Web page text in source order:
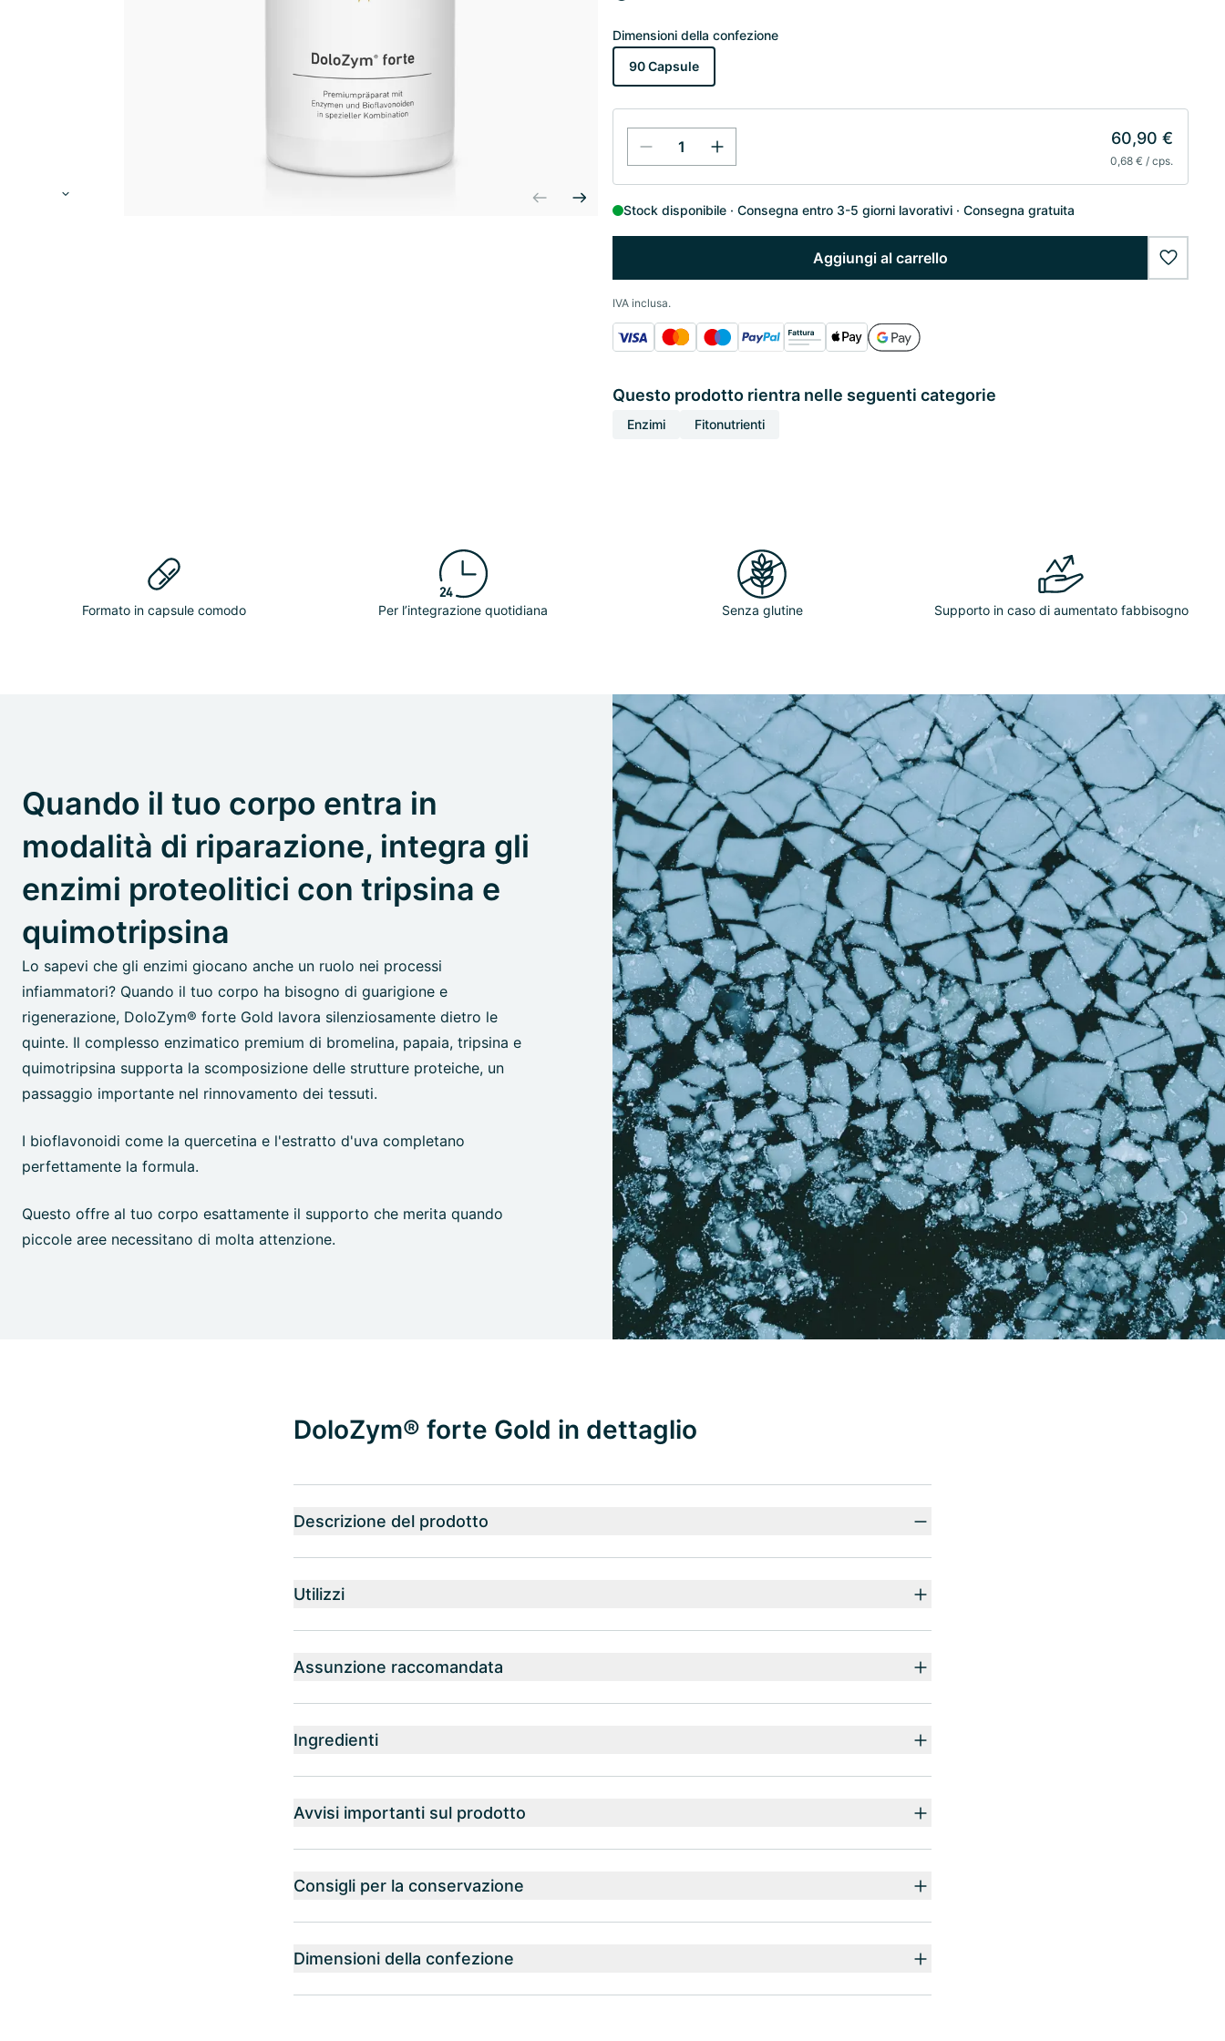
Dimensioni della confezione
90 Capsule
60,90 €
0,68 € / cps.
Stock disponibile Consegna entro 3-5 giorni lavorativi Consegna gratuita
Aggiungi al carrello
IVA inclusa.
Questo prodotto rientra nelle seguenti categorie
Enzimi Fitonutrienti
Formato in capsule comodo Per l’integrazione quotidiana Senza glutine Supporto in caso di aumentato fabbisogno
Quando il tuo corpo entra in
modalità di riparazione, integra gli
enzimi proteolitici con tripsina e
quimotripsina
Lo sapevi che gli enzimi giocano anche un ruolo nei processi
infiammatori? Quando il tuo corpo ha bisogno di guarigione e
rigenerazione, DoloZym® forte Gold lavora silenziosamente dietro le
quinte. Il complesso enzimatico premium di bromelina, papaia, tripsina e
quimotripsina supporta la scomposizione delle strutture proteiche, un
passaggio importante nel rinnovamento dei tessuti.
I bioflavonoidi come la quercetina e l'estratto d'uva completano
perfettamente la formula.
Questo offre al tuo corpo esattamente il supporto che merita quando
piccole aree necessitano di molta attenzione.
DoloZym® forte Gold in dettaglio
Descrizione del prodotto
Utilizzi
Assunzione raccomandata
Ingredienti
Avvisi importanti sul prodotto
Consigli per la conservazione
Dimensioni della confezione